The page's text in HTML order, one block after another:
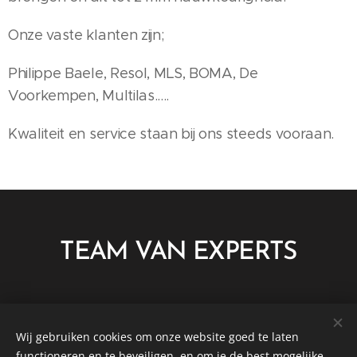
Onze vaste klanten zijn;
Philippe Baele, Resol, MLS, BOMA, De
Voorkempen, Multilas.....
Kwaliteit en service staan bij ons steeds vooraan.
TEAM VAN EXPERTS
Wij gebruiken cookies om onze website goed te laten